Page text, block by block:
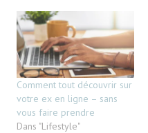
Comment tout découvrir sur
votre ex en ligne – sans
vous faire prendre
Dans "Lifestyle"